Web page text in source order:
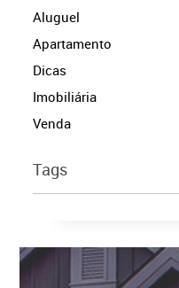
Aluguel
Apartamento
Dicas
Imobiliária
Venda
Tags